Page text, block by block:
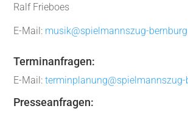
Ralf Frieboes
E-Mail: musik@spielmannszug-
Terminanfragen:
E-Mail:terminplanung@spielmannszug-
Presseanfragen: